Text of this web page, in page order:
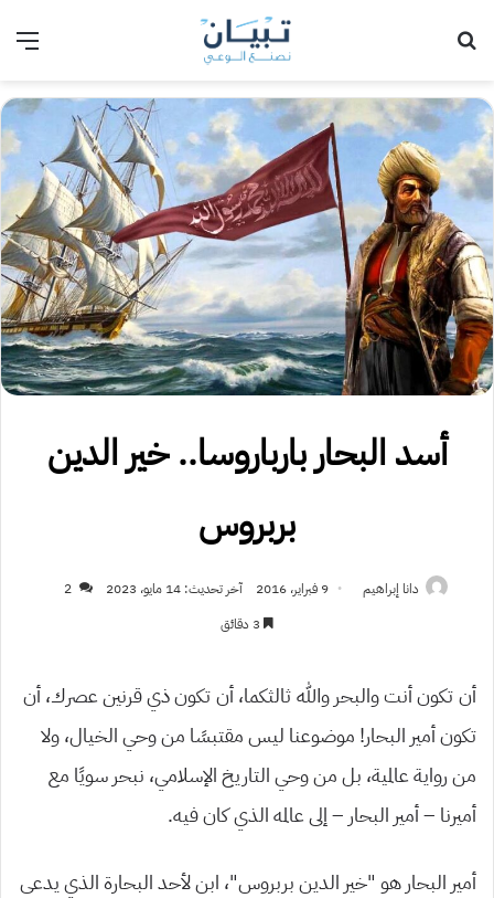
أسد البحار بارباروسا.. خير الدين
بربروس
دانا إبراهيم 9 فبراير، 2016 آخر تحديث: 14 مايو، 2023
2
أن تكون أنت والبحر والله ثالثكما، أن تكون ذي قرنين عصرك، أن
تكون أمير البحار! موضوعنا ليس مقتبسًا من وحي الخيال، ولا
من رواية عالمية، بل من وحي التاريخ الإسلامي، نبحر سويًا مع
أميرنا – أمير البحار – إلى عالمه الذي كان فيه.
أمير البحار هو “خير الدين بربروس”، ابن لأحد البحارة الذي يدعى